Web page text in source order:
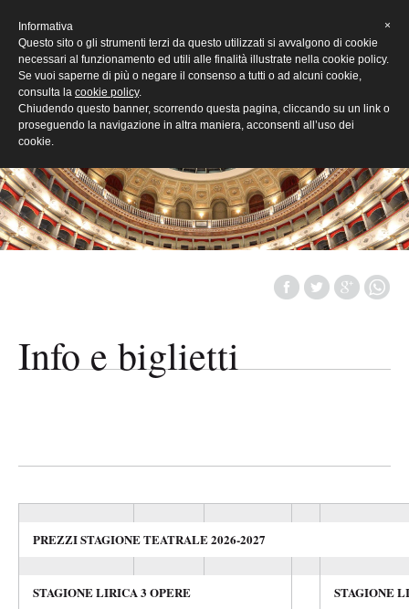
[Eng]
Info e biglietti
PREZZI STAGIONE TEATRALE 2026-2027
STAGIONE LIRICA 3 OPERE STAGIONE
×
Informativa
Questo sito o gli strumenti terzi da questo utilizzati si avvalgono di cookie
necessari al funzionamento ed utili alle finalità illustrate nella cookie policy.
Se vuoi saperne di più o negare il consenso a tutti o ad alcuni cookie,
consulta la cookie policy.
Chiudendo questo banner, scorrendo questa pagina, cliccando su un link o
proseguendo la navigazione in altra maniera, acconsenti all’uso dei
cookie.